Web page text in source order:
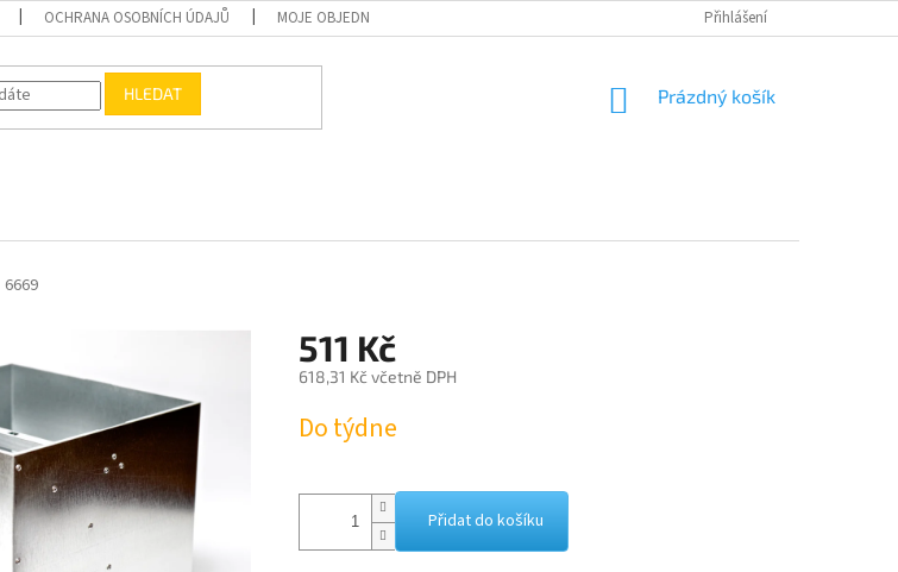
OCHRANA OSOBNÍCH ÚDAJŮ MOJE OBJEDNÁVKA Přihlášení
HLEDAT
NÁKUPNÍ
Prázdný košík
6669
511 Kč
618,31 Kč včetně DPH
cena:
Do týdne
Přidat do košíku